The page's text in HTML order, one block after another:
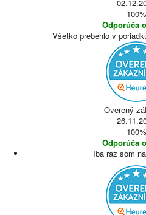
100%
Odporúča
Všetko prebehlo v
Overený
100%
Odporúča
Iba raz som